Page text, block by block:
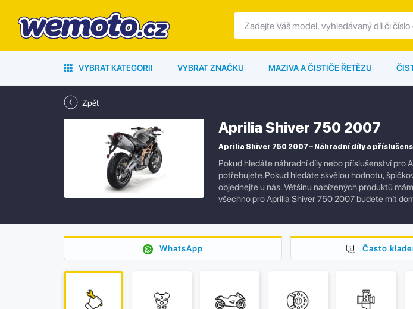
VYBRAT KATEGORII VYBRAT ZNAČKU MAZIVA A ČISTIČE ŘETĚZU
Zpět
Aprilia Shiver 750 2007
Aprilia Shiver 750 2007 – Náhradní díly a
Pokud hledáte náhradní díly nebo příslušenství pro
potřebujete.Pokud hledáte skvělou hodnotu,
objednejte u nás. Většinu nabízených produktů
všechno pro Aprilia Shiver 750 2007 budete mít
WhatsApp Často